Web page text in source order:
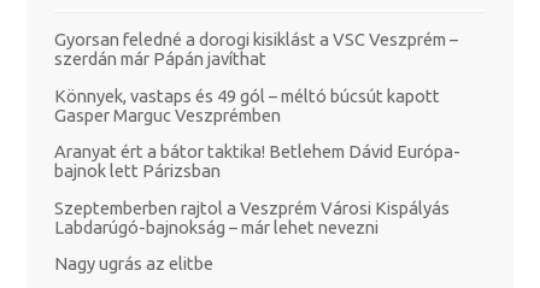
Gyorsan feledné a dorogi kisiklást a VSC Veszprém –
szerdán már Pápán javíthat
Könnyek, vastaps és 49 gól – méltó búcsút kapott
Gasper Marguc Veszprémben
Aranyat ért a bátor taktika! Betlehem Dávid Európa-
bajnok lett Párizsban
Szeptemberben rajtol a Veszprém Városi Kispályás
Labdarúgó-bajnokság – már lehet nevezni
Nagy ugrás az elitbe